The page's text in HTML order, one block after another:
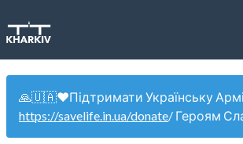
🙏🇺🇦❤️Підтримати Українську
https://savelife.in.ua/donate/ Героям